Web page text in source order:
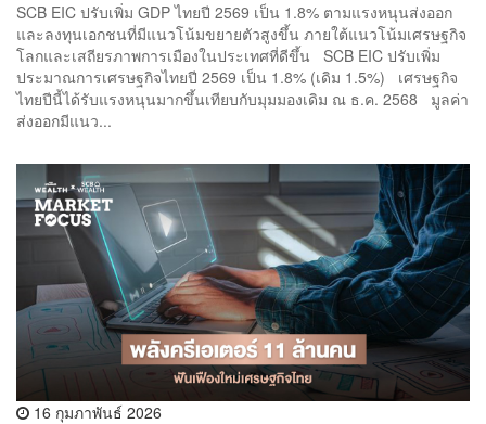
ไทยเป็นแกนนำ
SCB EIC ปรับเพิ่ม GDP ไทยปี 2569 เป็น 1.8% ตามแรงหนุนส่งออก
และลงทุนเอกชนที่มีแนวโน้มขยายตัวสูงขึ้น ภายใต้แนวโน้มเศรษฐกิจ
โลกและเสถียรภาพการเมืองในประเทศที่ดีขึ้น SCB EIC ปรับเพิ่ม
ประมาณการเศรษฐกิจไทยปี 2569 เป็น 1.8% (เดิม 1.5%) เศรษฐกิจ
ไทยปีนี้ได้รับแรงหนุนมากขึ้นเทียบกับมุมมองเดิม ณ ธ.ค. 2568 มูลค่า
ส่งออกมีแนว...
16 กุมภาพันธ์ 2026